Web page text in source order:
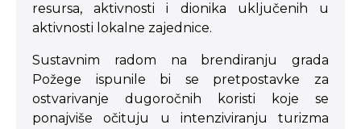
resursa, aktivnosti i dionika uključenih u
aktivnosti lokalne zajednice.
Sustavnim radom na brendiranju grada
Požege ispunile bi se pretpostavke za
ostvarivanje dugoročnih koristi koje se
ponajviše očituju u intenziviranju turizma